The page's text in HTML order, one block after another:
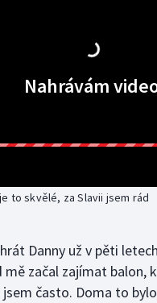
Nahrávám
to skvělé, za Slavii jsem rád
Danny už v pěti
mě začal zajímat balon,
jsem často. Doma to